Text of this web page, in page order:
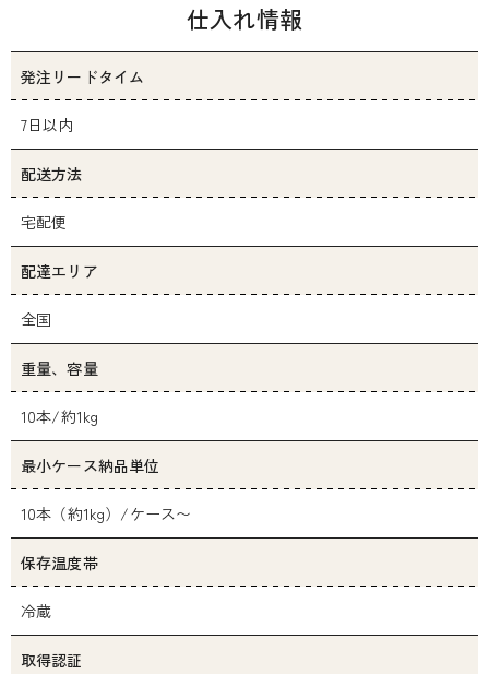
仕入れ情報
発注リードタイム
7日以内
配送方法
宅配便
配達エリア
全国
重量、容量
10本/約1kg
最小ケース納品単位
10本（約1kg）/ケース〜
保存温度帯
冷蔵
取得認証